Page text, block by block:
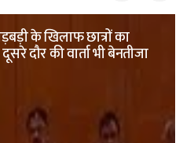
के खिलाफ छात्रों का
दौर की वार्ता भी बेनतीजा